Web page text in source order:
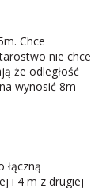
Chce
nie chce
że odległość
wynosić 8m
łączną
i 4 m z drugiej